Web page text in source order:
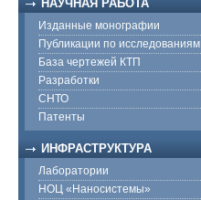
НАУЧНАЯ РАБОТА
Изданные монографии
Публикации по исследованиям
База чертежей КТП
Разработки
СНТО
Патенты
ИНФРАСТРУКТУРА
Лаборатории
НОЦ «Наносистемы»